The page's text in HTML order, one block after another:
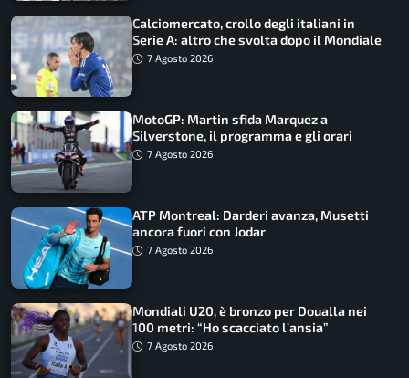
Calciomercato, crollo degli italiani in
Serie A: altro che svolta dopo il Mondiale
7 Agosto 2026
MotoGP: Martin sfida Marquez a
Silverstone, il programma e gli orari
7 Agosto 2026
ATP Montreal: Darderi avanza, Musetti
ancora fuori con Jodar
7 Agosto 2026
Mondiali U20, è bronzo per Doualla nei
100 metri: “Ho scacciato l’ansia”
7 Agosto 2026